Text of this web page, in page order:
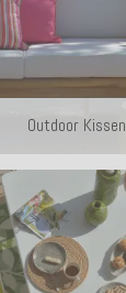
Outdoor Kissen